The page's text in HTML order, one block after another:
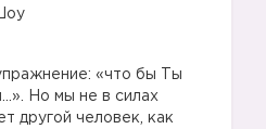
«что бы Ты
Но мы не в силах
другой человек, как